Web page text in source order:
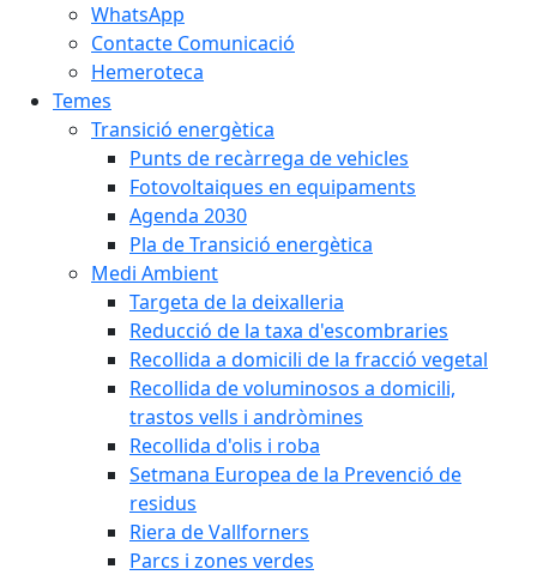
WhatsApp
Contacte Comunicació
Hemeroteca
Temes
Transició energètica
Punts de recàrrega de vehicles
Fotovoltaiques en equipaments
Agenda 2030
Pla de Transició energètica
Medi Ambient
Targeta de la deixalleria
Reducció de la taxa d'escombraries
Recollida a domicili de la fracció vegetal
Recollida de voluminosos a domicili,
trastos vells i andròmines
Recollida d'olis i roba
Setmana Europea de la Prevenció de
residus
Riera de Vallforners
Parcs i zones verdes